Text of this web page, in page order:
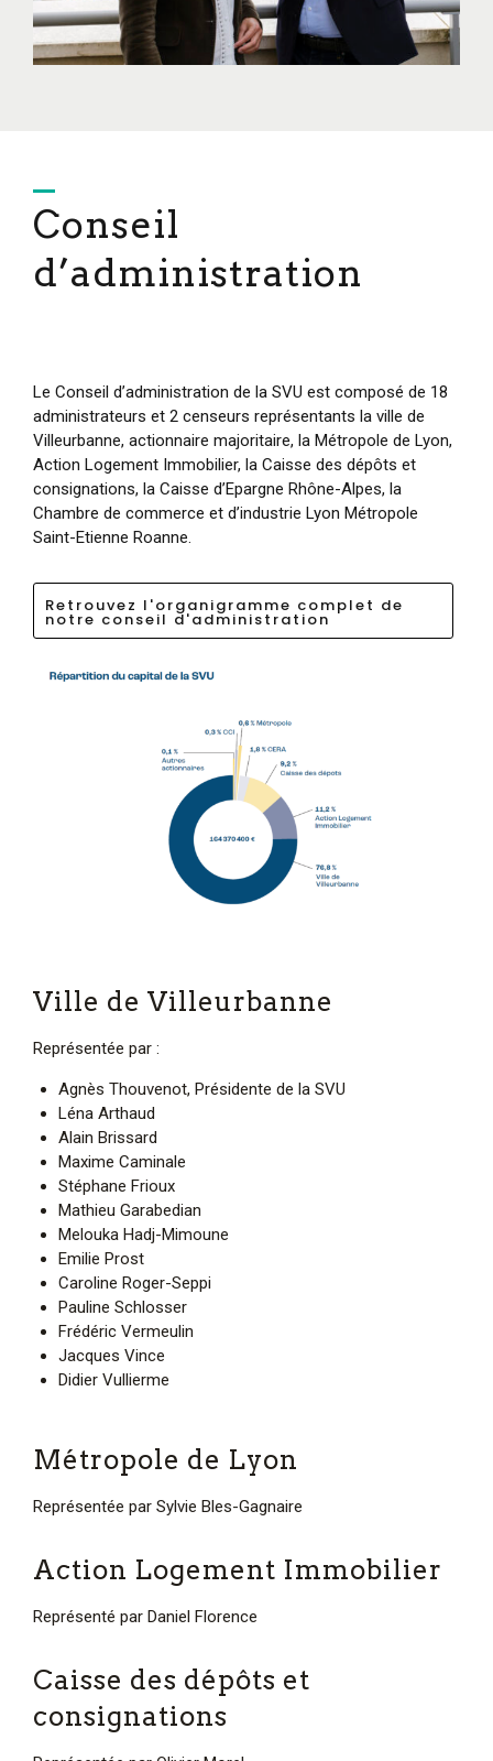
Conseil
d’administration
Le Conseil d’administration de la SVU est composé de 18
administrateurs et 2 censeurs représentants la ville de
Villeurbanne, actionnaire majoritaire, la Métropole de Lyon,
Action Logement Immobilier, la Caisse des dépôts et
consignations, la Caisse d’Epargne Rhône-Alpes, la
Chambre de commerce et d’industrie Lyon Métropole
Saint-Etienne Roanne.
Retrouvez l'organigramme complet de
notre conseil d'administration
Ville de Villeurbanne
Représentée par :
Agnès Thouvenot, Présidente de la SVU
Léna Arthaud
Alain Brissard
Maxime Caminale
Stéphane Frioux
Mathieu Garabedian
Melouka Hadj-Mimoune
Emilie Prost
Caroline Roger-Seppi
Pauline Schlosser
Frédéric Vermeulin
Jacques Vince
Didier Vullierme
Métropole de Lyon
Représentée par Sylvie Bles-Gagnaire
Action Logement Immobilier
Représenté par Daniel Florence
Caisse des dépôts et
consignations